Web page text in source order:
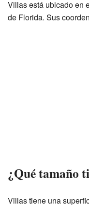
Villas está ubicado en
de Florida. Sus
¿Qué tamaño
Villas tiene una